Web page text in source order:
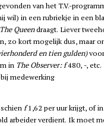
van het T.V.-
wil) in een rubriekje in een
The Queendraagt. Liever
zo kort mogelijk dus, maar
en tien gulden)
in The Observer: f480, -, etc.
medewerking
f1,62 per uur krijgt, of
arbeider verdient. Ik moet